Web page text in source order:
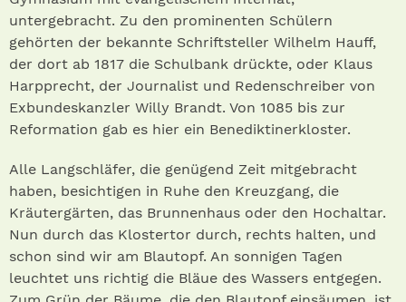
untergebracht. Zu den prominenten Schülern
gehörten der bekannte Schriftsteller Wilhelm Hauff,
der dort ab 1817 die Schulbank drückte, oder Klaus
Harpprecht, der Journalist und Redenschreiber von
Exbundeskanzler Willy Brandt. Von 1085 bis zur
Reformation gab es hier ein Benediktinerkloster.
Alle Langschläfer, die genügend Zeit mitgebracht
haben, besichtigen in Ruhe den Kreuzgang, die
Kräutergärten, das Brunnenhaus oder den Hochaltar.
Nun durch das Klostertor durch, rechts halten, und
schon sind wir am Blautopf. An sonnigen Tagen
leuchtet uns richtig die Bläue des Wassers entgegen.